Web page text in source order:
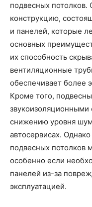
подвесных потолков.
конструкцию,
и панелей, которые
основных
их способность
вентиляционные
обеспечивает более
Кроме того,
звукоизоляционными
снижению уровня
автосервисах.
подвесных потолков
особенно если
панелей из-за
эксплуатацией.